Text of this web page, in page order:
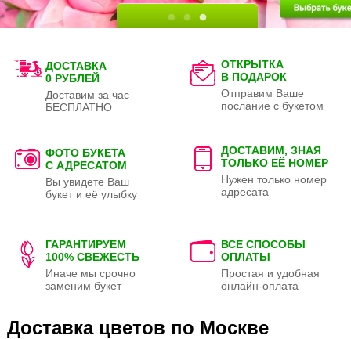
ДОСТАВКА
0 РУБЛЕЙ
Доставим за час
БЕСПЛАТНО
ОТКРЫТКА
В ПОДАРОК
Отправим Ваше
послание с букетом
ФОТО БУКЕТА
С АДРЕСАТОМ
Вы увидете Ваш
букет и её улыбку
ДОСТАВИМ, ЗНАЯ
ТОЛЬКО ЕЁ НОМЕР
Нужен только номер
адресата
ГАРАНТИРУЕМ
100% СВЕЖЕСТЬ
Иначе мы срочно
заменим букет
ВСЕ СПОСОБЫ
ОПЛАТЫ
Простая и удобная
онлайн-оплата
Доставка цветов по Москве